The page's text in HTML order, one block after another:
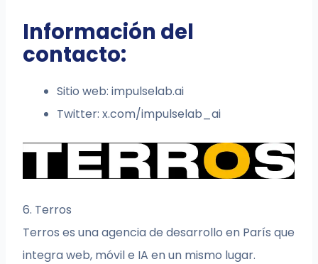
Información del
contacto:
Sitio web: impulselab.ai
Twitter: x.com/impulselab_ai
6. Terros
Terros es una agencia de desarrollo en París que
integra web, móvil e IA en un mismo lugar.